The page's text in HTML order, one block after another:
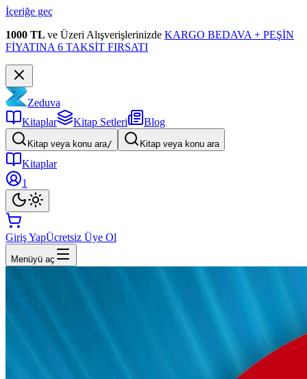
İçeriğe geç
1000 TL ve Üzeri Alışverişlerinizde KARGO BEDAVA + PEŞİN
FİYATINA 6 TAKSİT FIRSATI
Zeduva
Kitaplar
Kitap Setleri Blog
Kitap veya konu ara/ Kitap veya konu ara
Kitaplar
1
Giriş YapÜcretsiz Üye Ol
Menüyü aç